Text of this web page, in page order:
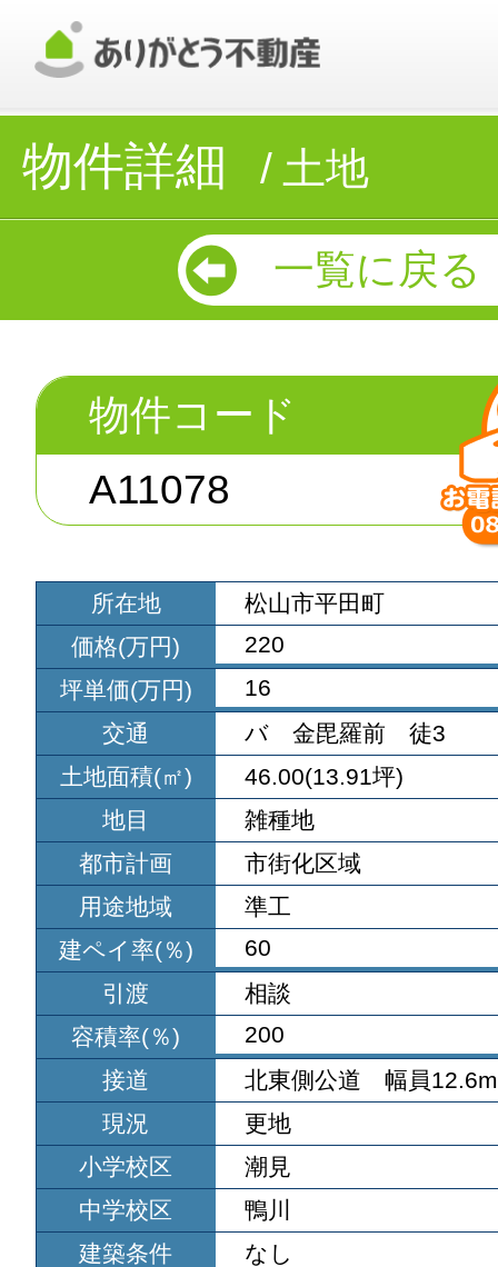
物件詳細 土地
一覧に戻る
物件コード
A11078
所在地
松山市平田町
価格(万円)
220
坪単価(万円)
16
交通
バ 金毘羅前 徒3
土地面積(㎡)
46.00(13.91坪)
地目
雑種地
都市計画
市街化区域
用途地域
準工
建ペイ率(％)
60
引渡
相談
容積率(％)
200
接道
北東側公道 幅員12.6m
現況
更地
小学校区
潮見
中学校区
鴨川
建築条件
なし